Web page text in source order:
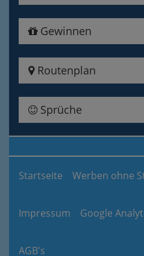
Gewinnen
Routenplan
Sprüche
Startseite Werben ohne
Impressum Google
AGB's